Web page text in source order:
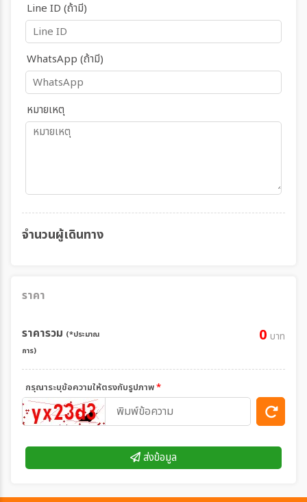
Line ID (ถ้ามี)
WhatsApp (ถ้ามี)
หมายเหตุ
จำนวนผู้เดินทาง
ราคา
ราคารวม (*ประมาณ
การ)
0 บาท
กรุณาระบุข้อความให้ตรงกับรูปภาพ*
ส่งข้อมูล